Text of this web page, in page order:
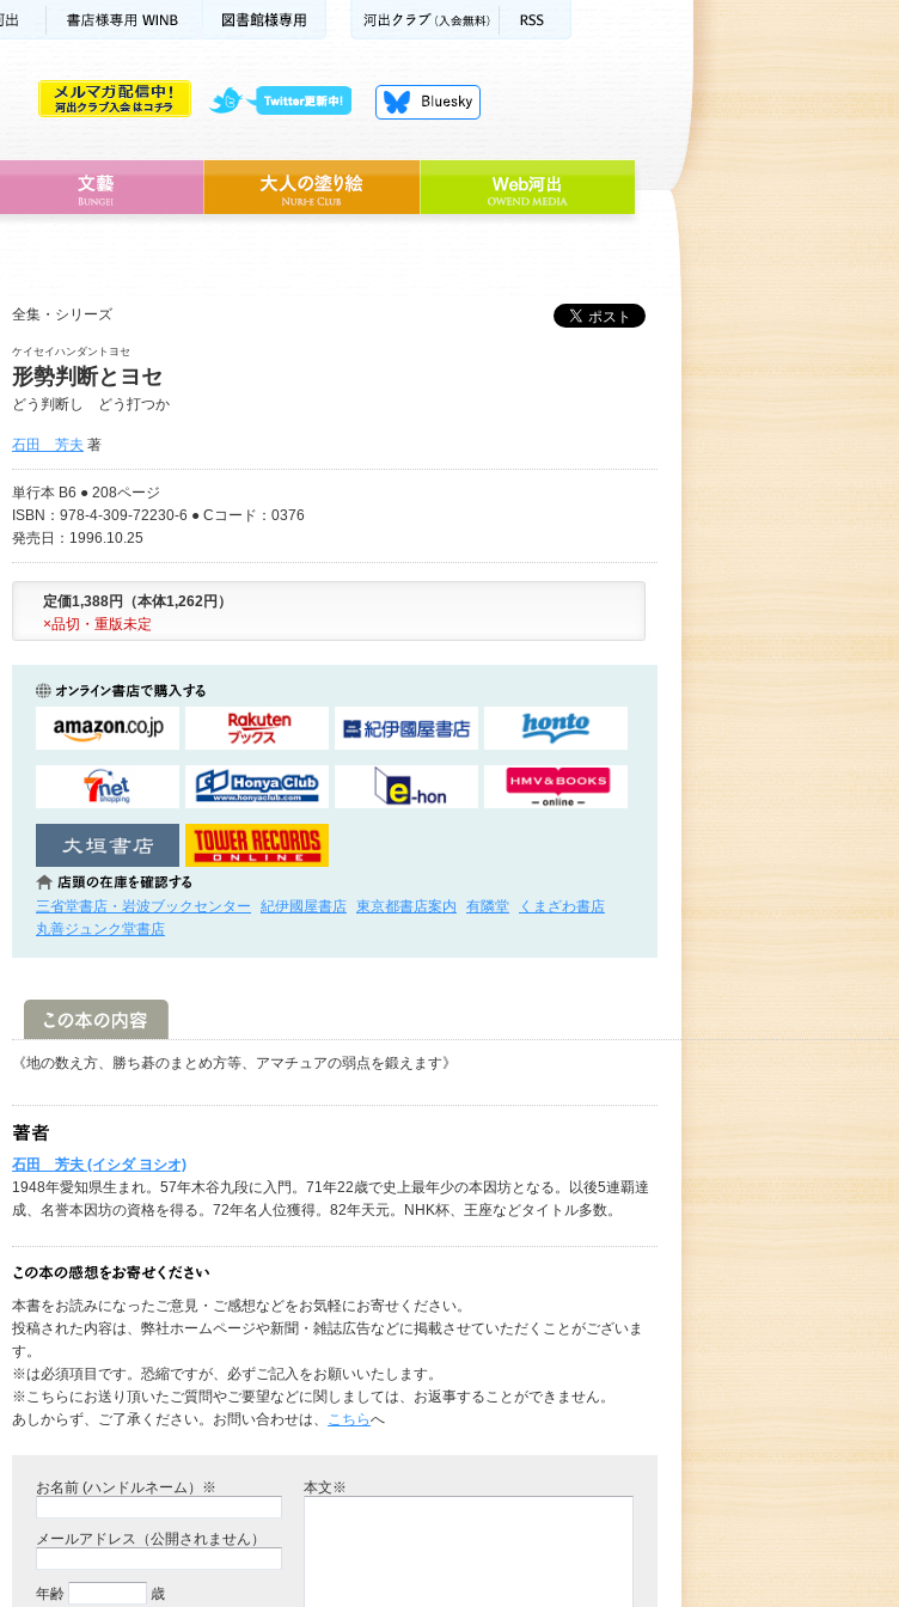
全集・シリーズ
ケイセイハンダントヨセ
形勢判断とヨセ
どう判断し どう打つか
石田 芳夫 著
単行本 B6 ● 208ページ
ISBN：978-4-309-72230-6 ● Cコード：0376
発売日：1996.10.25
定価1,388円（本体1,262円）
×品切・重版未定
三省堂書店・岩波ブックセンター 紀伊國屋書店 東京都書店案内 有隣堂
くまざわ書店
丸善ジュンク堂書店
《地の数え方、勝ち碁のまとめ方等、アマチュアの弱点を鍛えます》
石田 芳夫 (イシダ ヨシオ)
1948年愛知県生まれ。57年木谷九段に入門。71年22歳で史上最年少の本因坊となる。以後5連覇達
成、名誉本因坊の資格を得る。72年名人位獲得。82年天元。NHK杯、王座などタイトル多数。
本書をお読みになったご意見・ご感想などをお気軽にお寄せください。
投稿された内容は、弊社ホームページや新聞・雑誌広告などに掲載させていただくことがございま
す。
※は必須項目です。恐縮ですが、必ずご記入をお願いいたします。
※こちらにお送り頂いたご質問やご要望などに関しましては、お返事することができません。
あしからず、ご了承ください。お問い合わせは、 こちらへ
お名前 (ハンドルネーム）※
メールアドレス（公開されません）
年齢 歳
本文※